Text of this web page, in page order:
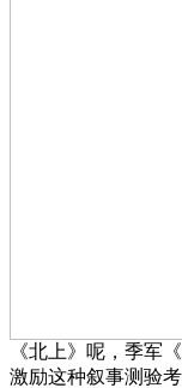
《北上》呢，季军
激励这种叙事测验